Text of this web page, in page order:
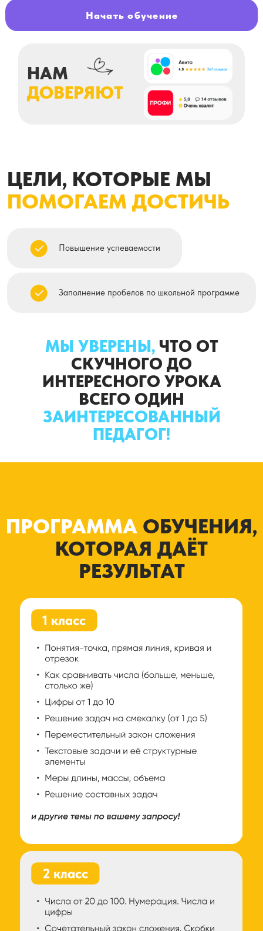
НАМ
ДОВЕРЯЮТ
ПОМОГАЕМ ДОСТИЧЬ
Повышение успеваемости
МЫ УВЕРЕНЫ,ЧТО ОТ
СКУЧНОГО ДО
ИНТЕРЕСНОГО УРОКА
ВСЕГО ОДИН
ЗАИНТЕРЕСОВАННЫЙ
ПЕДАГОГ!
КОТОРАЯ ДАЁТ
РЕЗУЛЬТАТ